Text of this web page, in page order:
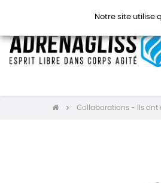
Collaborations - Ils ont
Notre site utilise